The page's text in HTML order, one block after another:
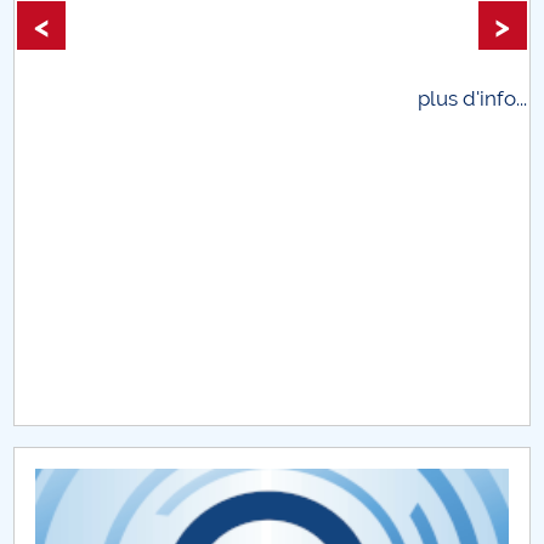
Raportul Conducerii Centrului Universitar Pitești
Etapa a 4-a 2021: Rezumat si rezultate
RESUME BIOHORTINOV
< >